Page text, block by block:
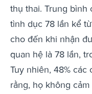
thụ thai. Trung bình
tình dục 78 lần kể
cho đến khi nhận
quan hệ là 78 lần,
Tuy nhiên, 48%
rằng, họ không